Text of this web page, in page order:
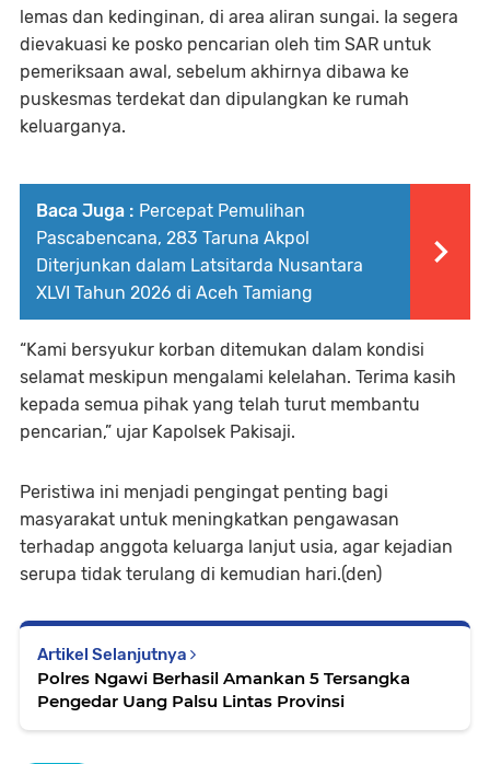
lemas dan kedinginan, di area aliran sungai. Ia segera
dievakuasi ke posko pencarian oleh tim SAR untuk
pemeriksaan awal, sebelum akhirnya dibawa ke
puskesmas terdekat dan dipulangkan ke rumah
keluarganya.
Baca Juga : Percepat Pemulihan
Pascabencana, 283 Taruna Akpol
Diterjunkan dalam Latsitarda Nusantara
XLVI Tahun 2026 di Aceh Tamiang
“Kami bersyukur korban ditemukan dalam kondisi
selamat meskipun mengalami kelelahan. Terima kasih
kepada semua pihak yang telah turut membantu
pencarian,” ujar Kapolsek Pakisaji.
Peristiwa ini menjadi pengingat penting bagi
masyarakat untuk meningkatkan pengawasan
terhadap anggota keluarga lanjut usia, agar kejadian
serupa tidak terulang di kemudian hari.(den)
Artikel Selanjutnya
Polres Ngawi Berhasil Amankan 5 Tersangka
Pengedar Uang Palsu Lintas Provinsi